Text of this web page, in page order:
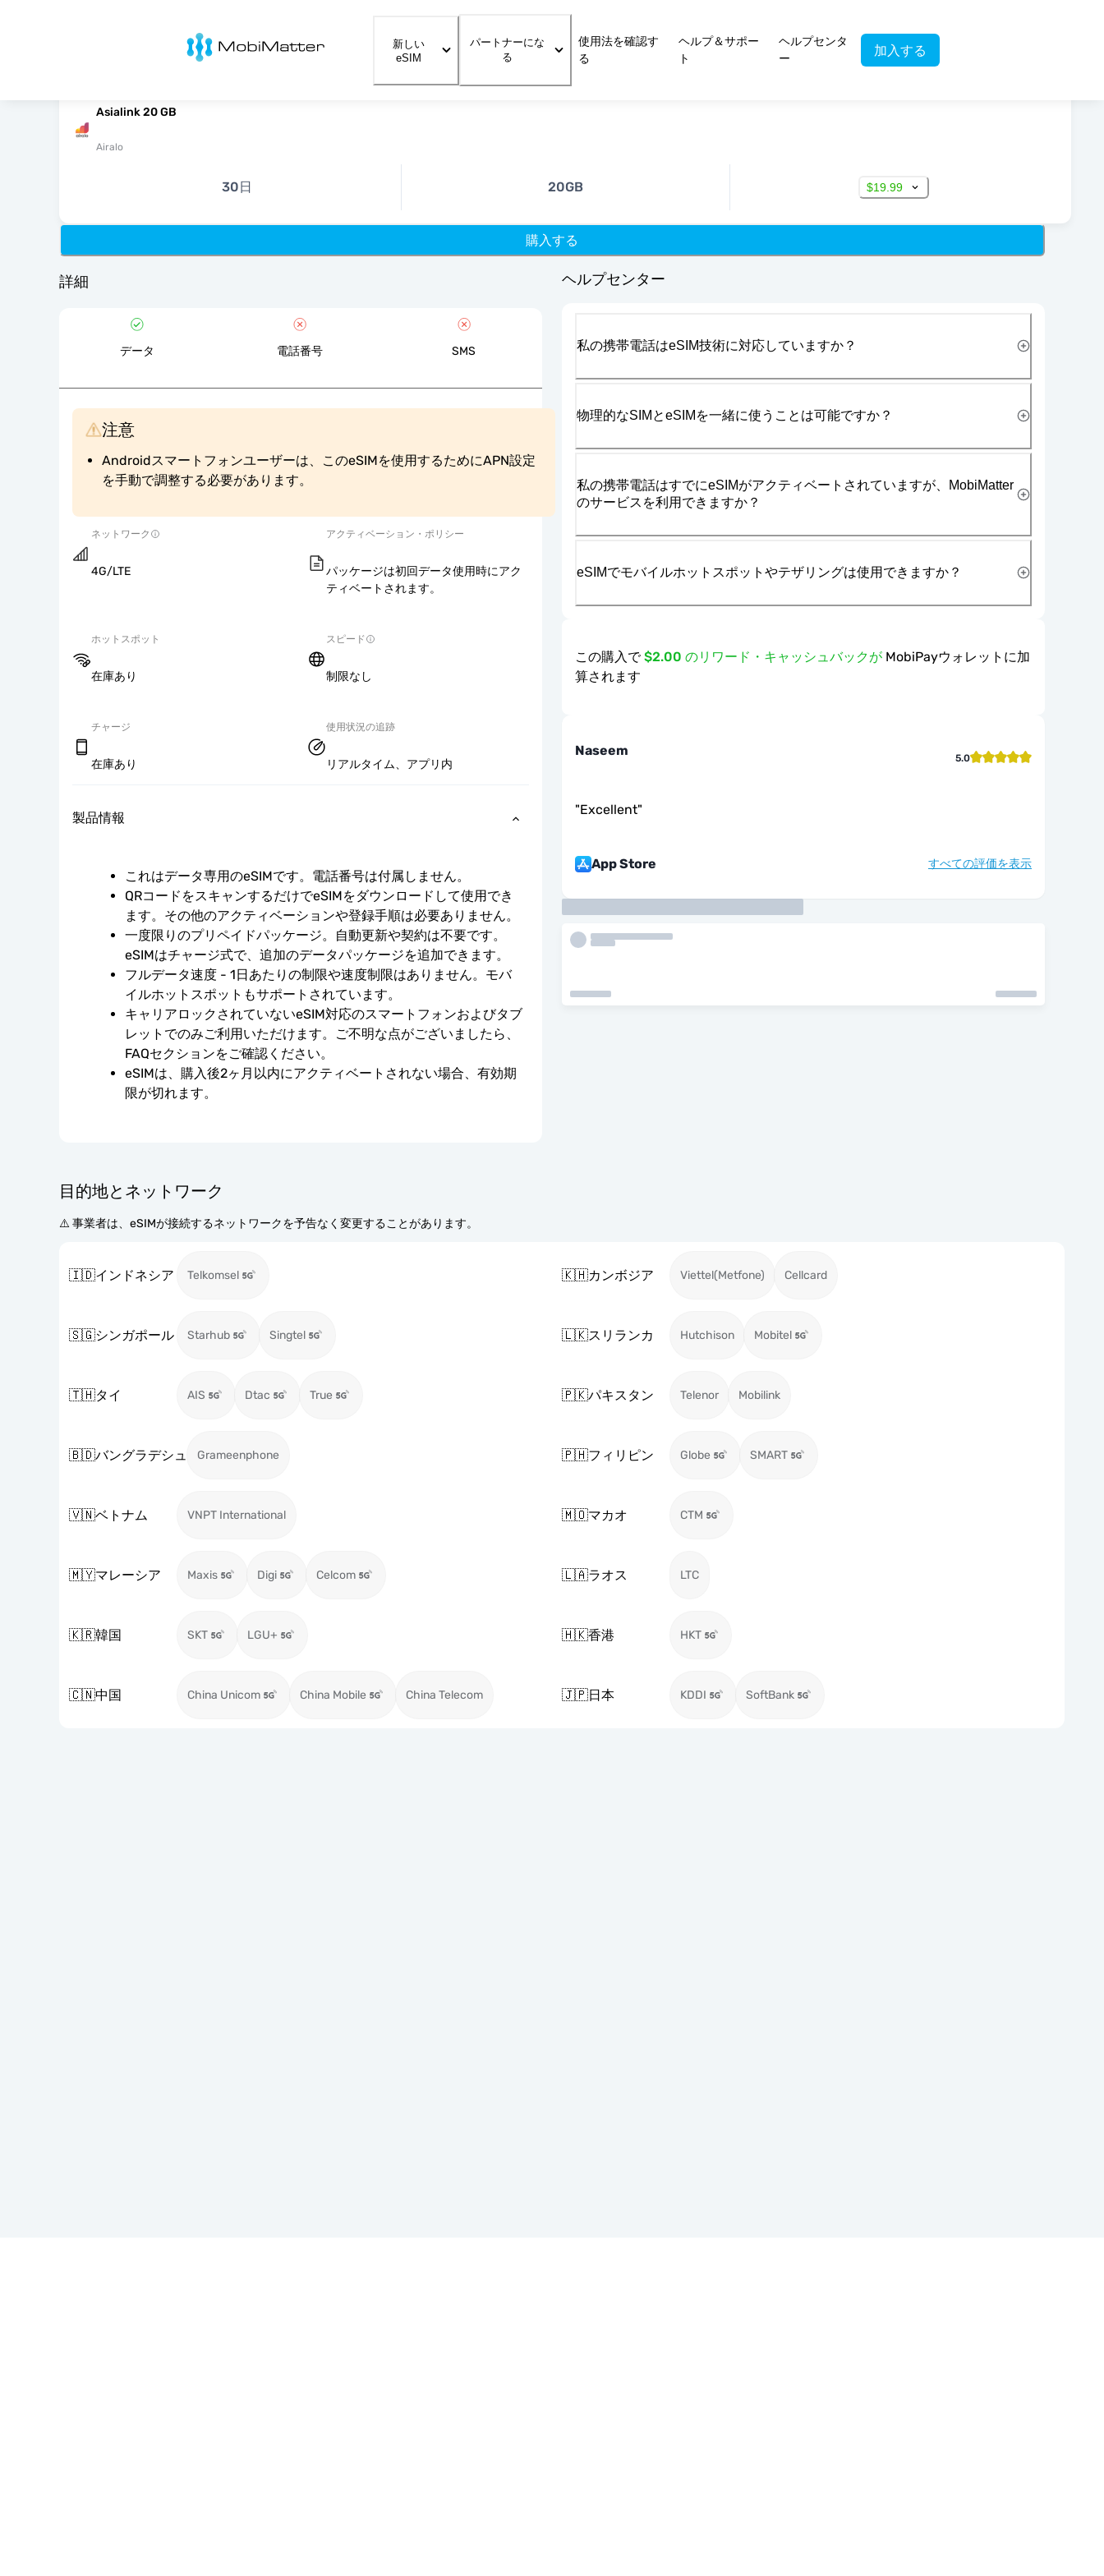
MobiMatter
新しい
eSIM
パートナーにな
る
使用法を確認す
る
ヘルプ＆サポー
ト
ヘルプセンタ
ー
加入する
Asialink 20 GB
Airalo
30日 20GB $19.99
購入する
詳細
データ 電話番号 SMS
注意
Androidスマートフォンユーザーは、このeSIMを使用するためにAPN設定
を手動で調整する必要があります。
ネットワーク
4G/LTE
アクティベーション・ポリシー
パッケージは初回データ使用時にアク
ティベートされます。
ホットスポット
在庫あり
スピード
制限なし
チャージ
在庫あり
使用状況の追跡
リアルタイム、アプリ内
製品情報
これはデータ専用のeSIMです。電話番号は付属しません。
QRコードをスキャンするだけでeSIMをダウンロードして使用でき
ます。その他のアクティベーションや登録手順は必要ありません。
一度限りのプリペイドパッケージ。自動更新や契約は不要です。
eSIMはチャージ式で、追加のデータパッケージを追加できます。
フルデータ速度 - 1日あたりの制限や速度制限はありません。モバ
イルホットスポットもサポートされています。
キャリアロックされていないeSIM対応のスマートフォンおよびタブ
レットでのみご利用いただけます。ご不明な点がございましたら、
FAQセクションをご確認ください。
eSIMは、購入後2ヶ月以内にアクティベートされない場合、有効期
限が切れます。
目的地とネットワーク
⚠️ 事業者は、eSIMが接続するネットワークを予告なく変更することがあります。
🇮🇩インドネシア Telkomsel 🇰🇭カンボジア Viettel(Metfone) Cellcard
🇸🇬シンガポール Starhub Singtel 🇱🇰スリランカ Hutchison Mobitel
🇹🇭タイ AIS Dtac True 🇵🇰パキスタン Telenor Mobilink
🇧🇩バングラデシュ Grameenphone 🇵🇭フィリピン Globe SMART
🇻🇳ベトナム VNPT International 🇲🇴マカオ CTM
🇲🇾マレーシア Maxis Digi Celcom 🇱🇦ラオス LTC
🇰🇷韓国 SKT LGU+ 🇭🇰香港 HKT
🇨🇳中国 China Unicom China Mobile China Telecom 🇯🇵日本 KDDI SoftBank
ヘルプセンター
私の携帯電話はeSIM技術に対応していますか？
物理的なSIMとeSIMを一緒に使うことは可能ですか？
私の携帯電話はすでにeSIMがアクティベートされていますが、MobiMatter
のサービスを利用できますか？
eSIMでモバイルホットスポットやテザリングは使用できますか？
この購入で $2.00 のリワード・キャッシュバックが MobiPayウォレットに加
算されます
Naseem 5.0
"Excellent"
App Store すべての評価を表示